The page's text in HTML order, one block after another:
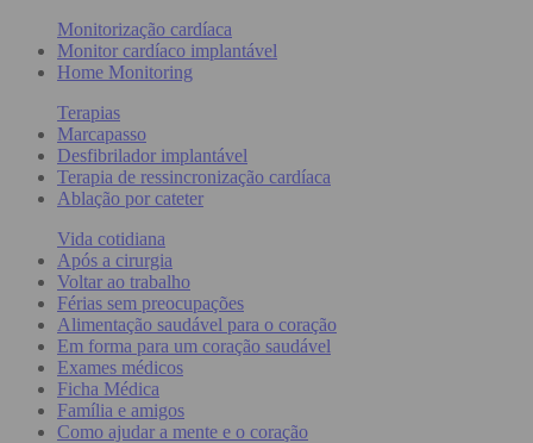
Monitorização cardíaca
Monitor cardíaco implantável
Home Monitoring
Terapias
Marcapasso
Desfibrilador implantável
Terapia de ressincronização cardíaca
Ablação por cateter
Vida cotidiana
Após a cirurgia
Voltar ao trabalho
Férias sem preocupações
Alimentação saudável para o coração
Em forma para um coração saudável
Exames médicos
Ficha Médica
Família e amigos
Como ajudar a mente e o coração